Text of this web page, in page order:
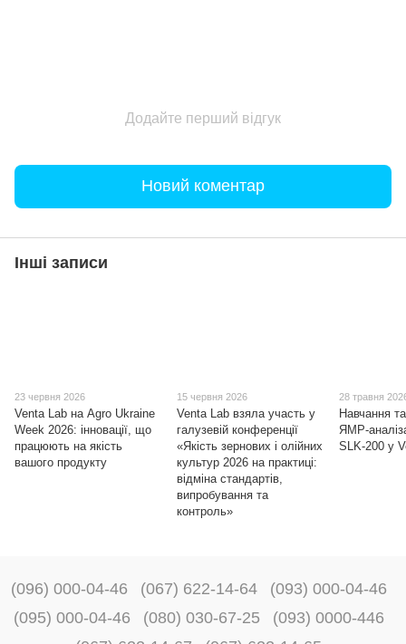
Додайте перший відгук
Новий коментар
Інші записи
23 червня 2026
Venta Lab на Agro Ukraine
Week 2026: інновації, що
працюють на якість
вашого продукту
15 червня 2026
Venta Lab взяла участь у
галузевій конференції
«Якість зернових і олійних
культур 2026 на практиці:
відміна стандартів,
випробування та
контроль»
28 травня
Навчання
ЯМР-
SLK-200 у
(096) 000-04-46 (067) 622-14-64
(093) 000-04-46
(095) 000-04-46
(080) 030-67-25
(093) 0000-446